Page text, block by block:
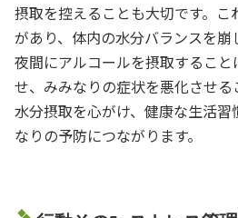
摂取を控えることも大切です。
があり、体内の水分バランスを崩
夜間にアルコールを摂取するこ
せ、みみなりの症状を悪化させ
水分摂取を心がけ、健康な生活
なりの予防につながります。